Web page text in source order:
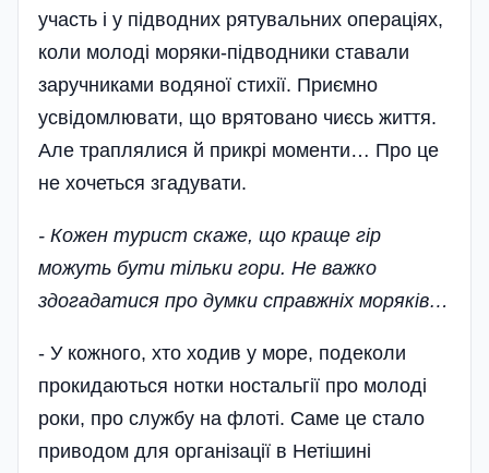
участь і у підводних рятувальних операціях,
коли молоді моряки-підводни­ки ставали
заручниками водяної стихії. Приємно
усвідомлювати, що врятовано чиєсь життя.
Але траплялися й прикрі моменти… Про це
не хочеться згадувати.
- Кожен турист скаже, що краще гір
можуть бути тільки гори. Не важко
здогадатися про думки справжніх моряків…
- У кожного, хто ходив у море, подеколи
прокидаються нотки ностальгії про молоді
роки, про службу на флоті. Саме це стало
приводом для організації в Нетішині